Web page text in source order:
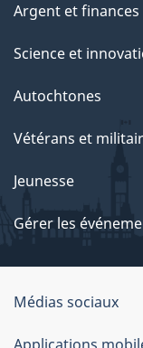
Argent et finances
Science et
Autochtones
Vétérans et
Jeunesse
Gérer les
Organisation
du
Médias sociaux